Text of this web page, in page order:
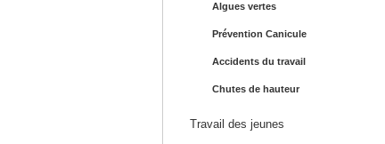
Algues vertes
Prévention Canicule
Accidents du travail
Chutes de hauteur
Travail des jeunes